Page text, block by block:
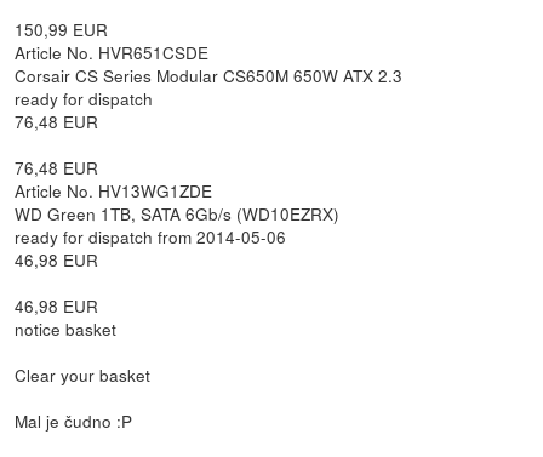
150,99 EUR
Article No. HVR651CSDE
Corsair CS Series Modular CS650M 650W ATX 2.3
ready for dispatch
76,48 EUR
76,48 EUR
Article No. HV13WG1ZDE
WD Green 1TB, SATA 6Gb/s (WD10EZRX)
ready for dispatch from 2014-05-06
46,98 EUR
46,98 EUR
notice basket
Clear your basket
Mal je čudno :P